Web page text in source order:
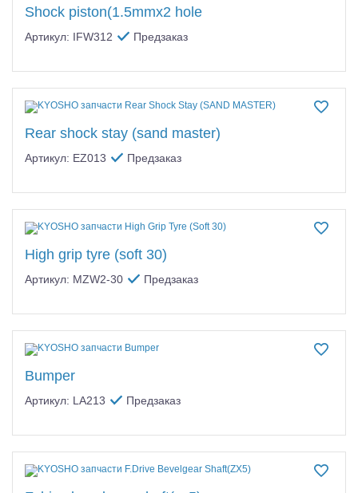
Shock piston(1.5mmx2 hole
Артикул: IFW312 Предзаказ
Rear shock stay (sand master)
Артикул: EZ013 Предзаказ
High grip tyre (soft 30)
Артикул: MZW2-30 Предзаказ
Bumper
Артикул: LA213 Предзаказ